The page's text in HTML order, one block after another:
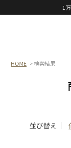
1
HOME > 検索結果
並び替え